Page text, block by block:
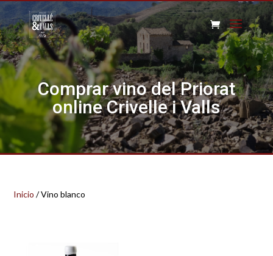
Comprar vino del Priorat
online Crivelle i Valls
Inicio / Vino blanco